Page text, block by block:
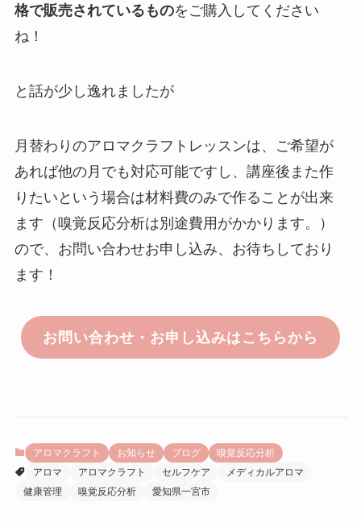
格で販売されているものをご購入してください
ね！
と話が少し逸れましたが
月替わりのアロマクラフトレッスンは、ご希望が
あれば他の月でも対応可能ですし、講座後また作
りたいという場合は材料費のみで作ることが出来
ます（嗅覚反応分析は別途費用がかかります。）
ので、お問い合わせお申し込み、お待ちしており
ます！
お問い合わせ・お申し込みはこちらから
アロマクラフト お知らせ ブログ
嗅覚反応分析
アロマ
アロマクラフト セルフケア
メディカルアロマ
健康管理
嗅覚反応分析 愛知県一宮市